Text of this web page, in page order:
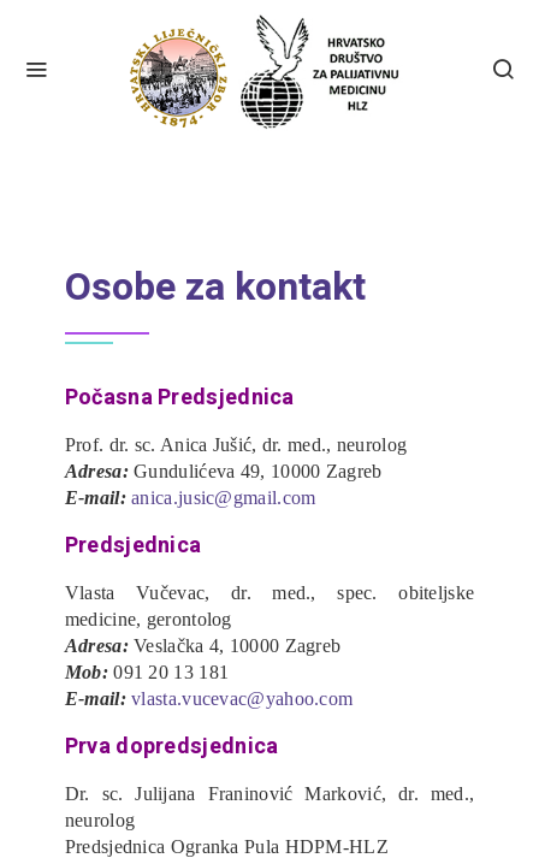
Osobe za kontakt
Počasna Predsjednica
Prof. dr. sc. Anica Jušić, dr. med., neurolog
Adresa:Gundulićeva 49, 10000 Zagreb
E-mail: anica.jusic@gmail.com
Predsjednica
Vlasta Vučevac, dr. med., spec. obiteljske
medicine, gerontolog
Adresa:Veslačka 4, 10000 Zagreb
Mob:091 20 13 181
E-mail: vlasta.vucevac@yahoo.com
Prva dopredsjednica
Dr. sc. Julijana Franinović Marković, dr. med.,
neurolog
Predsjednica Ogranka Pula HDPM-HLZ